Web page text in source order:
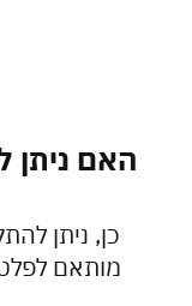
האם ניתן
כן, ניתן
מותאם